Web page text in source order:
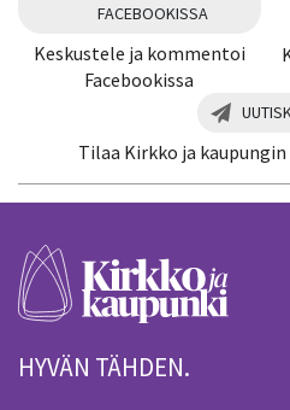
FACEBOOKISSA
Keskustele ja kommentoi
Facebookissa
Tilaa Kirkko ja
HYVÄN TÄHDEN.